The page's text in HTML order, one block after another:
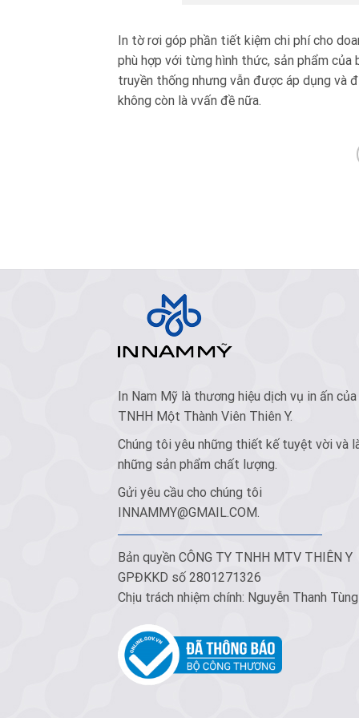
In tờ rơi góp phần tiết kiệm chi phí cho
phù hợp với từng hình thức, sản phẩm của
truyền thống nhưng vẫn được áp dụng và
không còn là vvấn đề nữa.
In Nam Mỹ là thương hiệu dịch vụ in ấn
TNHH Một Thành Viên Thiên Y.
Chúng tôi yêu những thiết kế tuyệt vời và
những sản phẩm chất lượng.
Gửi yêu cầu cho chúng tôi
INNAMMY@GMAIL.COM.
Bản quyền CÔNG TY TNHH MTV THIÊN Y
GPĐKKD số 2801271326
Chịu trách nhiệm chính: Nguyễn Thanh Tùng